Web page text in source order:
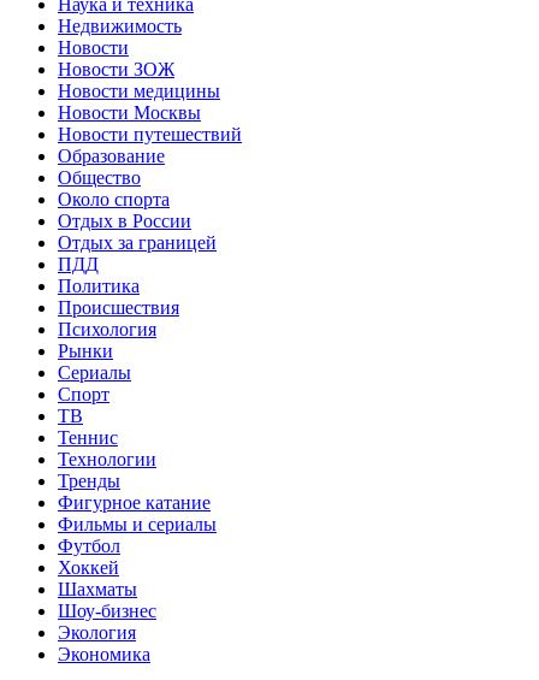
Недвижимость
Новости
Новости ЗОЖ
Новости медицины
Новости Москвы
Новости путешествий
Образование
Общество
Около спорта
Отдых в России
Отдых за границей
ПДД
Политика
Происшествия
Психология
Рынки
Сериалы
Спорт
ТВ
Теннис
Технологии
Тренды
Фигурное катание
Фильмы и сериалы
Футбол
Хоккей
Шахматы
Шоу-бизнес
Экология
Экономика